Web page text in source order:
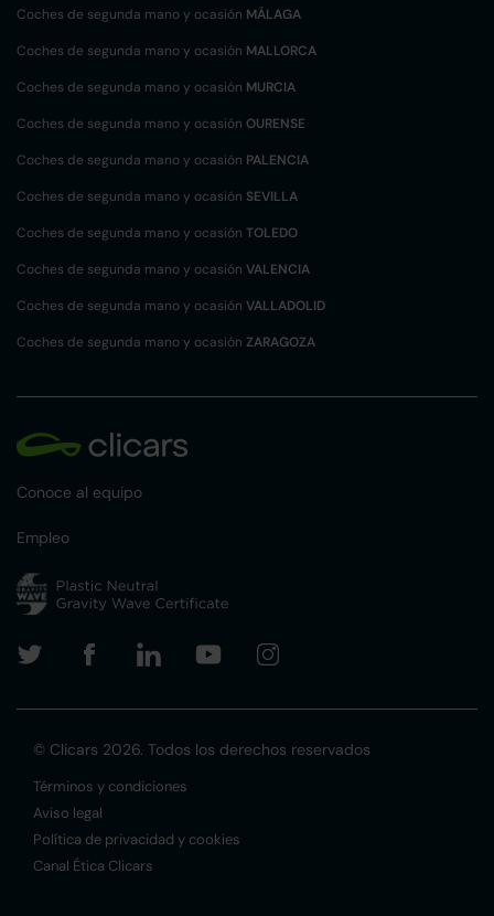
Coches de segunda mano y ocasión MÁLAGA
Coches de segunda mano y ocasión MALLORCA
Coches de segunda mano y ocasión MURCIA
Coches de segunda mano y ocasión OURENSE
Coches de segunda mano y ocasión PALENCIA
Coches de segunda mano y ocasión SEVILLA
Coches de segunda mano y ocasión TOLEDO
Coches de segunda mano y ocasión VALENCIA
Coches de segunda mano y ocasión VALLADOLID
Coches de segunda mano y ocasión ZARAGOZA
Conoce al equipo
Empleo
© Clicars 2026. Todos los derechos reservados
Términos y condiciones
Aviso legal
Política de privacidad y cookies
Canal Ética Clicars